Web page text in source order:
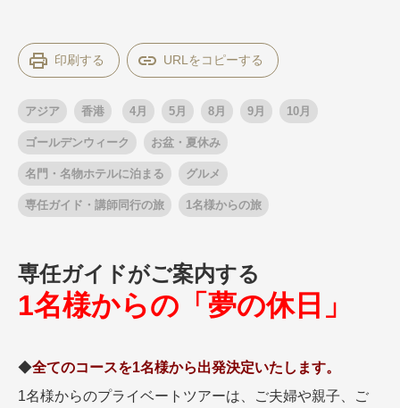
10月
ゴールデンウィーク
お盆・夏休み
年末年始
ブランド
“知究”紀行
GRAND'EX
夢の休日 | 海外旅行
美術鑑賞
ヨーロッパの田舎（村・町）
名門・名物ホテルに泊まる
一都市滞在
お祭り・イベント
絶景
日系航空会社で行く
お盆・夏休み
夢の休日 煌
夢の休日 国内旅行
四季彩紀行
目的・テーマから探す
紅葉
花火
祭り
ラグジュアリーバスでめぐる
ガンツウ
ななつ星in九州
TWILIGHT EXPRESS 瑞風
アドベンチャーツーリズム・ウォー
キング
印刷する
アジア 香港 4月 5月 8月 9月 10月
ゴールデンウィーク お盆・夏休み
名門・名物ホテルに泊まる グルメ
専任ガイド・講師同行の旅 1名様からの旅
専任ガイドがご案内する
1名様からの「夢の休日」
◆全てのコースを1名様から出発決定いたします。
1名様からのプライベートツアーは、ご夫婦や親子、ご